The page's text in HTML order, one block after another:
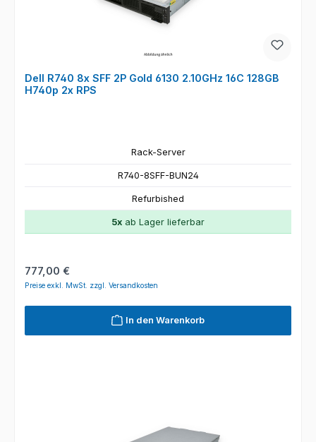
Dell R740 8x SFF 2P Gold 6130 2.10GHz 16C 128GB
H740p 2x RPS
Rack-Server
R740-8SFF-BUN24
Refurbished
5x ab Lager lieferbar
Regulärer Preis:
777,00 €
Preise exkl. MwSt. zzgl. Versandkosten
In den Warenkorb